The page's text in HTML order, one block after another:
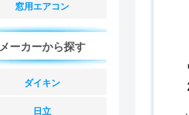
窓用エアコン
メーカーから探す
ダイキン
日立